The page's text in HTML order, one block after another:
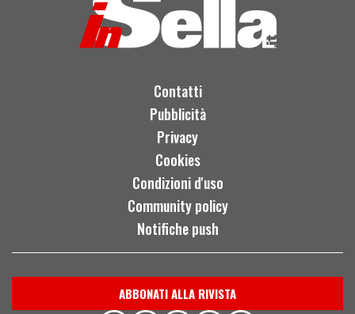
Contatti
Pubblicità
Privacy
Cookies
Condizioni d'uso
Community policy
Notifiche push
ABBONATI ALLA RIVISTA